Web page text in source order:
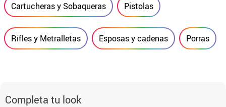
Cartucheras y Sobaqueras Pistolas
Rifles y Metralletas Esposas y cadenas Porras
Completa tu look